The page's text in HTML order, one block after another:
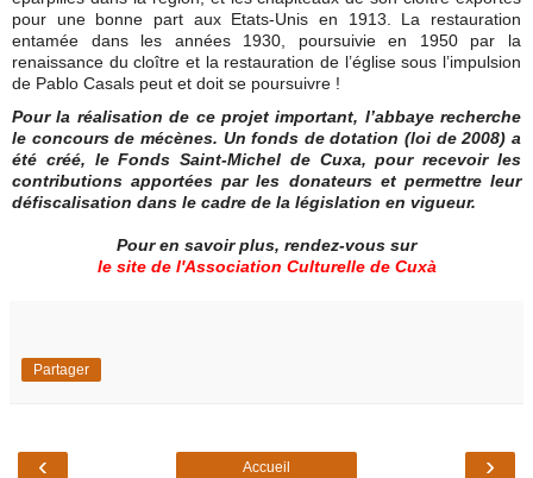
pour une bonne part aux Etats-Unis en 1913. La restauration
entamée dans les années 1930, poursuivie en 1950 par la
renaissance du cloître et la restauration de l’église sous l’impulsion
de Pablo Casals peut et doit se poursuivre !
Pour la réalisation de ce projet important, l’abbaye recherche
le concours de mécènes. Un fonds de dotation (loi de 2008) a
été créé, le Fonds Saint-Michel de Cuxa, pour recevoir les
contributions apportées par les donateurs et permettre leur
défiscalisation dans le cadre de la législation en vigueur.
Pour en savoir plus, rendez-vous sur
le site de l'Association Culturelle de Cuxà
Partager
‹ ›
Accueil